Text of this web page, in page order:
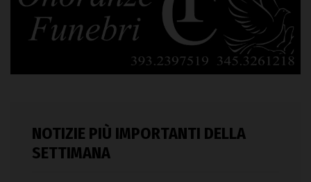
NOTIZIE PIÙ IMPORTANTI DELLA
SETTIMANA